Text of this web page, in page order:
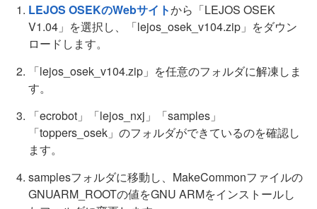
LEJOS OSEKのWebサイトから「LEJOS OSEK
V1.04」を選択し、「lejos_osek_v104.zip」をダウン
ロードします。
「lejos_osek_v104.zip」を任意のフォルダに解凍しま
す。
「ecrobot」「lejos_nxj」「samples」
「toppers_osek」のフォルダができているのを確認し
ます。
samplesフォルダに移動し、MakeCommonファイルの
GNUARM_ROOTの値をGNU ARMをインストールし